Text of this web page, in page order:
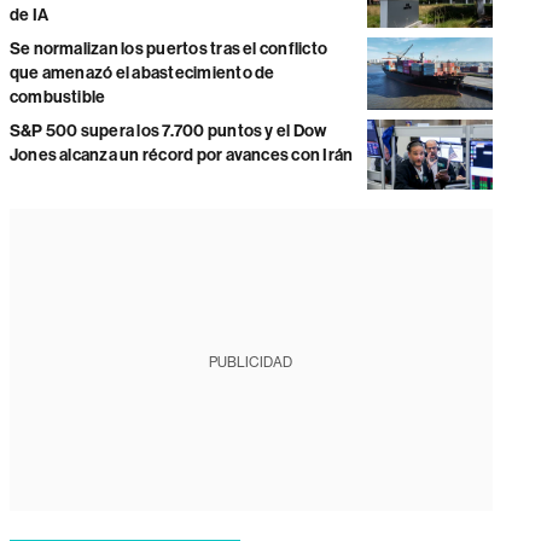
de IA
Se normalizan los puertos tras el conflicto
que amenazó el abastecimiento de
combustible
S&P 500 supera los 7.700 puntos y el Dow
Jones alcanza un récord por avances con Irán
PUBLICIDAD